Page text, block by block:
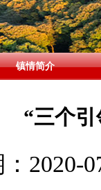
镇情简介
“三个
2020-